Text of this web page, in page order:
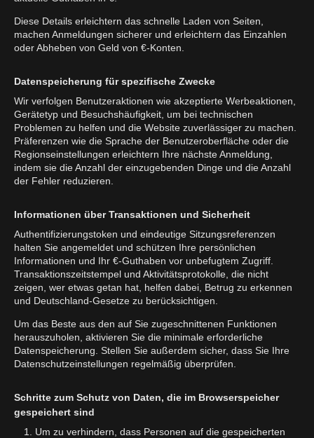
Diese Details erleichtern das schnelle Laden von Seiten,
machen Anmeldungen sicherer und erleichtern das Einzahlen
oder Abheben von Geld von €-Konten.
Datenspeicherung für spezifische Zwecke
Wir verfolgen Benutzeraktionen wie akzeptierte Werbeaktionen,
Gerätetyp und Besuchshäufigkeit, um bei technischen
Problemen zu helfen und die Website zuverlässiger zu machen.
Präferenzen wie die Sprache der Benutzeroberfläche oder die
Regionseinstellungen erleichtern Ihre nächste Anmeldung,
indem sie die Anzahl der einzugebenden Dinge und die Anzahl
der Fehler reduzieren.
Informationen über Transaktionen und Sicherheit
Authentifizierungstoken und eindeutige Sitzungsreferenzen
halten Sie angemeldet und schützen Ihre persönlichen
Informationen und Ihr €-Guthaben vor unbefugtem Zugriff.
Transaktionszeitstempel und Aktivitätsprotokolle, die nicht
zeigen, wer etwas getan hat, helfen dabei, Betrug zu erkennen
und Deutschland-Gesetze zu berücksichtigen.
Um das Beste aus den auf Sie zugeschnittenen Funktionen
herauszuholen, aktivieren Sie die minimale erforderliche
Datenspeicherung. Stellen Sie außerdem sicher, dass Sie Ihre
Datenschutzeinstellungen regelmäßig überprüfen.
Schritte zum Schutz von Daten, die im Browserspeicher
gespeichert sind
Um zu verhindern, dass Personen auf die gespeicherten